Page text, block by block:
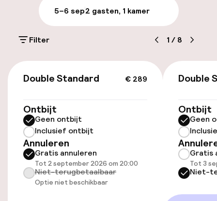
Parkeren & mobiliteit
Parkeergelegenheid op eigen terrein
(buiten)
Parkeergelegenheid op eigen terrein
Openbaar parkeren
Oplaadpunt elektrische auto op
locatie
Luchthavenshuttle
5–6 sep2 gasten, 1 kamer
Filter 1 / 8
€ 289
Double Standard
Ontbijt
Geen ontbijt
Inclusief ontbijt
Annuleren
Gratis annuleren
Tot 2 september 2026 om 20:00
Niet-terugbetaalbaar
Optie niet beschikbaar
Double
Ontbijt
Geen
Gratis
Tot 3
Niet-